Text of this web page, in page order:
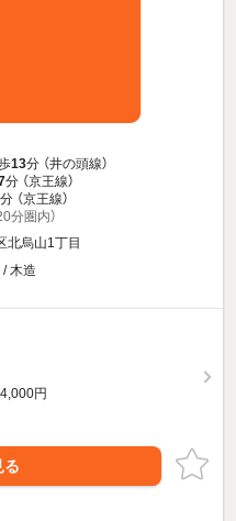
13分 （井の頭線）
分 （京王線）
分 （京王線）
分圏内）
北烏山1丁目
木造
円
る